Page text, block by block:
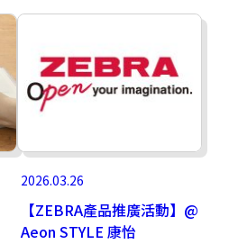
2026.03.26
【ZEBRA產品推廣活動】@
Aeon STYLE 康怡